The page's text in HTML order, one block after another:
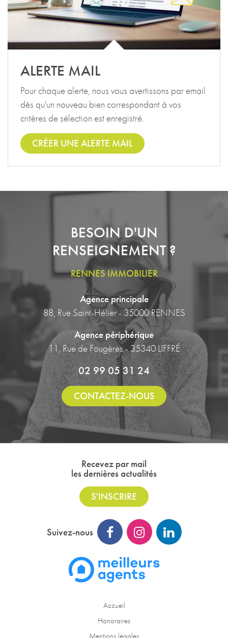
ALERTE MAIL
Pour chaque alerte, nous vous avertissons par email
dès qu'un nouveau bien correspondant à vos
critères de sélection est enregistré.
CRÉER UNE ALERTE MAIL
BESOIN D'UN
RENSEIGNEMENT ?
RENNES IMMOBILIER
Agence principale
88, Rue Saint-Hélier - 35000 RENNES
Agence périphérique
11, Rue de Fougères - 35340 LIFFRÉ
02 99 05 31 24
CONTACTEZ-NOUS
Recevez par mail
les dernières actualités
S'INSCRIRE
Suivez-nous
Accueil
Honoraires